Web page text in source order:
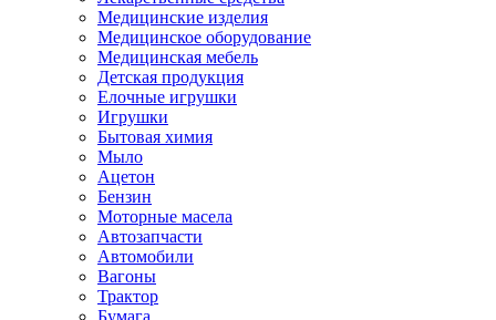
Медицинские изделия
Медицинское оборудование
Медицинская мебель
Детская продукция
Елочные игрушки
Игрушки
Бытовая химия
Мыло
Ацетон
Бензин
Моторные масела
Автозапчасти
Автомобили
Вагоны
Трактор
Бумага